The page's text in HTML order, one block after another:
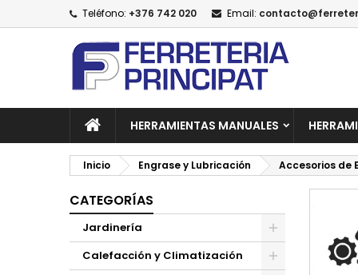
Teléfono: +376 742 020 Email:
HERRAMIENTAS MANUALES
Inicio Engrase y Lubricación Accesorios de
CATEGORÍAS
Jardinería
Calefacción y Climatización